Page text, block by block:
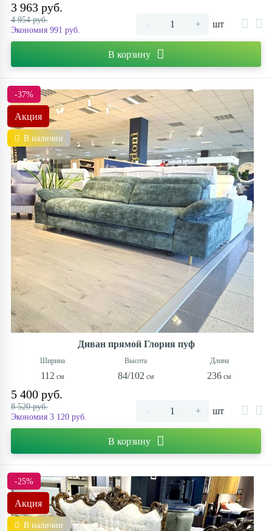
3 963 руб.
4 954 руб.
Экономия 991 руб.
- + шт
В корзину
-37%
Акция
В наличии
Диван прямой Глория пуф
112 84/102 236
5 400 руб.
8 520 руб.
Экономия 3 120 руб.
- + шт
В корзину
-25%
Акция
В наличии